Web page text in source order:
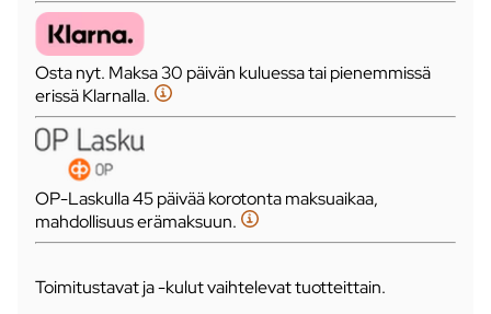
Osta nyt. Maksa 30 päivän kuluessa tai pienemmissä
erissä Klarnalla.
OP-Laskulla 45 päivää korotonta maksuaikaa,
mahdollisuus erämaksuun.
Toimitustavat ja -kulut vaihtelevat tuotteittain.